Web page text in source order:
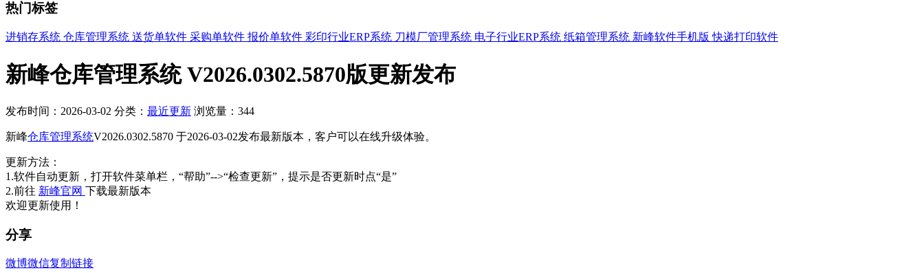
热门标签
进销存系统 仓库管理系统 送货单软件 采购单软件 报价单软件 彩印行业ERP系统 刀模厂管理系统 电子行业ERP系统 纸箱管理系统 新峰软件手机版快递打印软件
新峰仓库管理系统 V2026.0302.5870版更新发布
发布时间：2026-03-02 分类： 最近更新 浏览量：344
新峰仓库管理系统V2026.0302.5870 于2026-03-02发布最新版本，客户可以在线升级体验。
更新方法：
1.软件自动更新，打开软件菜单栏，“帮助”-->“检查更新”，提示是否更新时点“是”
2.前往 新峰官网 下载最新版本
欢迎更新使用！
分享
微博微信复制链接